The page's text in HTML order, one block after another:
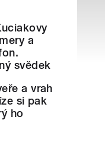
a
svědek
a vrah
si pak
ho